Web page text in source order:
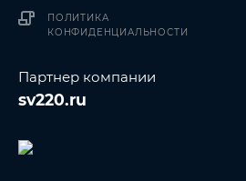
ПОЛИТИКА
КОНФИДЕНЦИАЛЬНОСТИ
Партнер компании
sv220.ru